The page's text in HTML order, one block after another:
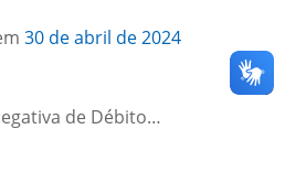
30 de abril de 2024
de Débito…